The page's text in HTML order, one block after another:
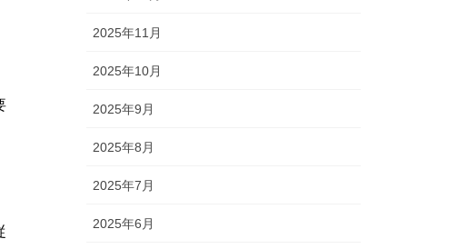
2025年11月
2025年10月
2025年9月
2025年8月
2025年7月
2025年6月